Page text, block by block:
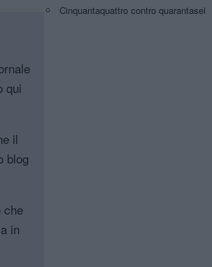
qui
il
blog
che
in
Cinquantaquattro contro quarantasei